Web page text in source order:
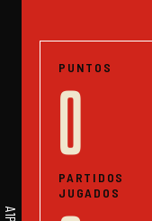
PUNTOS
0
PARTIDOS
JUGADOS